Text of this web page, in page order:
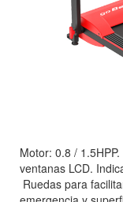
Motor: 0.8 /
ventanas LCD.
Ruedas para